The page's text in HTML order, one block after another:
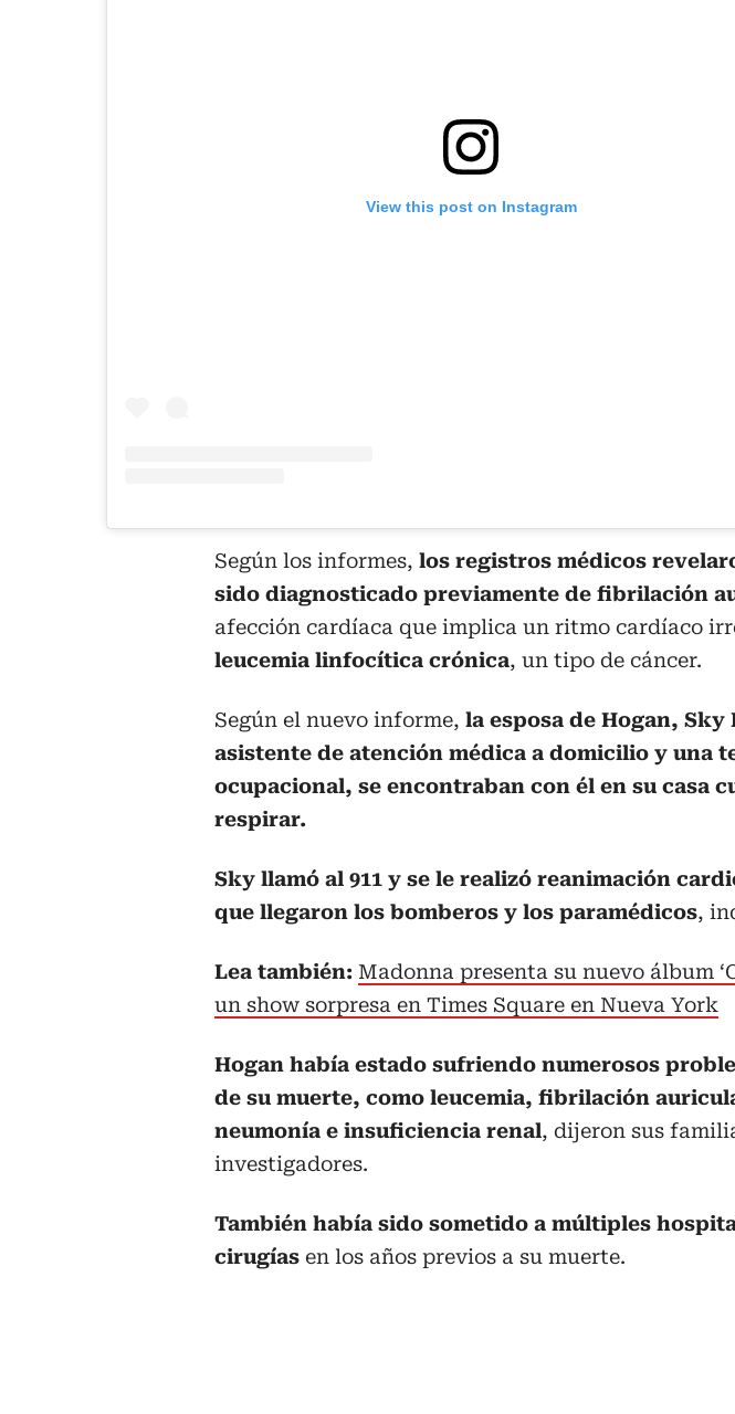
View this post on Instagram
Según los informes, los registros médicos
sido diagnosticado previamente de fibrilación
afección cardíaca que implica un ritmo cardíaco
leucemia linfocítica crónica, un tipo de cáncer.
Según el nuevo informe, la esposa de Hogan,
asistente de atención médica a domicilio y una
ocupacional, se encontraban con él en su casa
respirar.
Sky llamó al 911 y se le realizó reanimación
que llegaron los bomberos y los paramédicos,
Lea también: Madonna presenta su nuevo álbum
un show sorpresa en Times Square en Nueva York
Hogan había estado sufriendo numerosos
de su muerte, como leucemia, fibrilación
neumonía e insuficiencia renal, dijeron sus
investigadores.
También había sido sometido a múltiples
cirugías en los años previos a su muerte.